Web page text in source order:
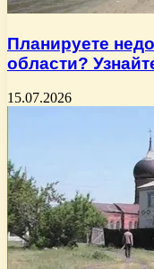
Планируете
области?
15.07.2026